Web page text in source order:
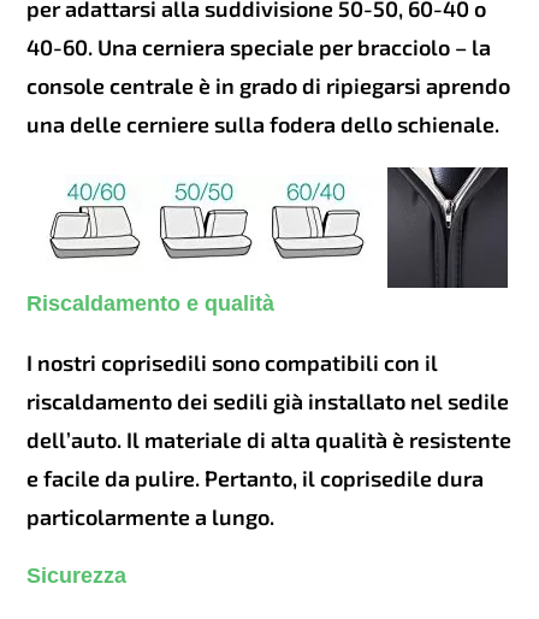
per adattarsi alla suddivisione 50-50, 60-40 o
40-60. Una cerniera speciale per bracciolo – la
console centrale è in grado di ripiegarsi aprendo
una delle cerniere sulla fodera dello schienale.
Riscaldamento e qualità
I nostri coprisedili sono compatibili con il
riscaldamento dei sedili già installato nel sedile
dell’auto. Il materiale di alta qualità è resistente
e facile da pulire. Pertanto, il coprisedile dura
particolarmente a lungo.
Sicurezza